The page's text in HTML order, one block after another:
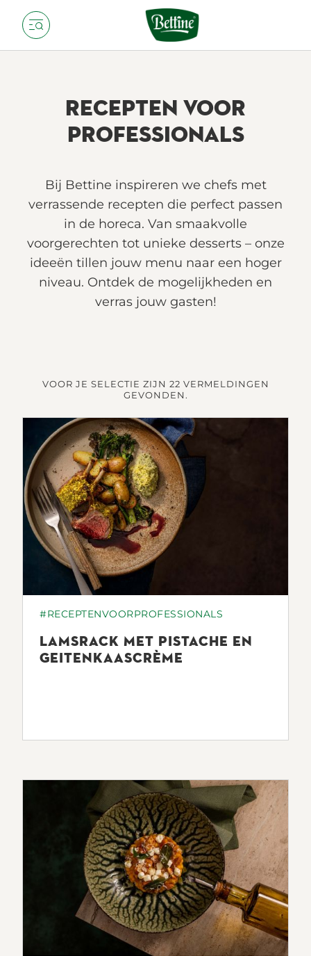
RECEPTEN VOOR
PROFESSIONALS
Bij Bettine inspireren we chefs met
verrassende recepten die perfect passen
in de horeca. Van smaakvolle
voorgerechten tot unieke desserts – onze
ideeën tillen jouw menu naar een hoger
niveau. Ontdek de mogelijkheden en
verras jouw gasten!
VOOR JE SELECTIE ZIJN 22 VERMELDINGEN
GEVONDEN.
#RECEPTENVOORPROFESSIONALS
LAMSRACK MET PISTACHE EN
GEITENKAASCRÈME